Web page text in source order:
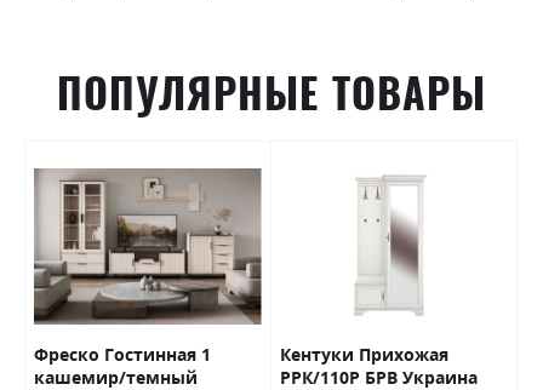
ПОПУЛЯРНЫЕ ТОВАРЫ
Фреско Гостинная 1
кашемир/темный
Кентуки Прихожая
РРК/110Р БРВ Украина